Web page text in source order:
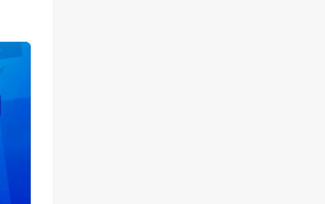
Çerezlere ilişkin detaylı bilgi için Ayarlar
Metnimizi okumak ve sitemizde ilgili